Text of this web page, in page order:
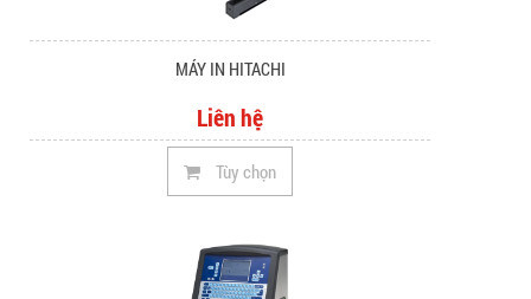
MÁY IN HITACHI
Liên hệ
Tùy chọn